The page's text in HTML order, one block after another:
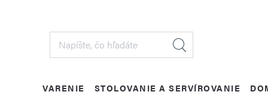
VARENIE STOLOVANIE A SERVÍROVANIE